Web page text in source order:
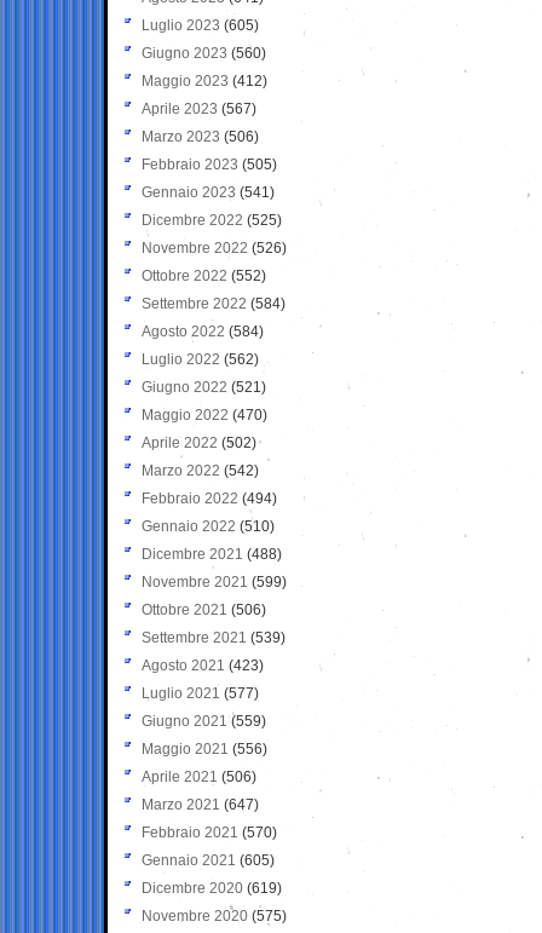
Luglio 2023 (605)
Giugno 2023 (560)
Maggio 2023 (412)
Aprile 2023 (567)
Marzo 2023 (506)
Febbraio 2023 (505)
Gennaio 2023 (541)
Dicembre 2022 (525)
Novembre 2022 (526)
Ottobre 2022 (552)
Settembre 2022 (584)
Agosto 2022 (584)
Luglio 2022 (562)
Giugno 2022 (521)
Maggio 2022 (470)
Aprile 2022 (502)
Marzo 2022 (542)
Febbraio 2022 (494)
Gennaio 2022 (510)
Dicembre 2021 (488)
Novembre 2021 (599)
Ottobre 2021 (506)
Settembre 2021 (539)
Agosto 2021 (423)
Luglio 2021 (577)
Giugno 2021(559)
Maggio 2021 (556)
Aprile 2021 (506)
Marzo 2021 (647)
Febbraio 2021 (570)
Gennaio 2021 (605)
Dicembre 2020 (619)
Novembre 2020 (575)